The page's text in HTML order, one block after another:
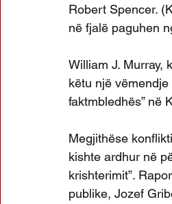
Robert Spencer.
në fjalë paguhen
William J. Murray,
këtu një
faktmbledhës” në
Megjithëse
kishte ardhur në
krishterimit”.
publike, Jozef